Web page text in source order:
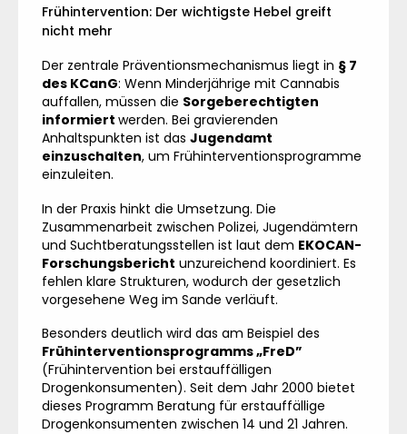
Frühintervention: Der wichtigste Hebel greift
nicht mehr
Der zentrale Präventionsmechanismus liegt in § 7
des KCanG: Wenn Minderjährige mit Cannabis
auffallen, müssen die Sorgeberechtigten
informiert werden. Bei gravierenden
Anhaltspunkten ist das Jugendamt
einzuschalten, um Frühinterventionsprogramme
einzuleiten.
In der Praxis hinkt die Umsetzung. Die
Zusammenarbeit zwischen Polizei, Jugendämtern
und Suchtberatungsstellen ist laut dem EKOCAN-
Forschungsbericht unzureichend koordiniert. Es
fehlen klare Strukturen, wodurch der gesetzlich
vorgesehene Weg im Sande verläuft.
Besonders deutlich wird das am Beispiel des
Frühinterventionsprogramms „FreD”
(Frühintervention bei erstauffälligen
Drogenkonsumenten). Seit dem Jahr 2000 bietet
dieses Programm Beratung für erstauffällige
Drogenkonsumenten zwischen 14 und 21 Jahren.